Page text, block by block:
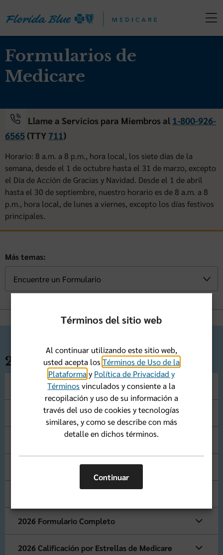
Formularios de
Medicare
Llame a Servicios para Miembros al 1-800-926-
6565 (TTY 711)
Horario: 8 a.m. a 8 p.m., hora local, los siete días de la
semana, desde el 1 de octubre hasta el 31 de marzo, excepto
el Día de Acción de Gracias y Navidad. Desde el 1 de abril
hasta el 30 de septiembre, nuestro horario es de 8 a.m. a 8
p.m., hora local, de lunes a viernes, excepto los días festivos
principales.
Más temas:
2026 BlueMedicare Select PPO
2026 Área De Servicio
2026 Notificación Anual de Cambios
2026 Constancia de Cobertura
2026 Resumen de Beneficios
2026 Formulario Completo
2026 Calificación por Estrellas de Medicare
Términos del sitio web
Al continuar utilizando este sitio web,
usted acepta los Términos de Uso de la
Plataformay Política de Privacidad y
Términos vinculados y consiente a la
recopilación y uso de su información a
través del uso de cookies y tecnologías
similares, y como se describe con más
detalle en dichos términos.
Continuar